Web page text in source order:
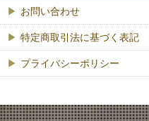
お問い合わせ
特定商取引法に基づく表記
プライバシーポリシー